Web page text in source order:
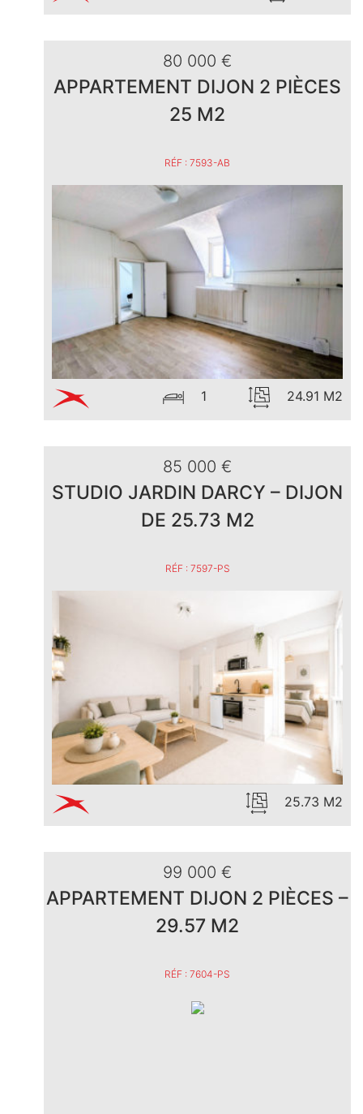
80 000 €
APPARTEMENT DIJON 2 PIÈCES
25 M2
RÉF : 7593-AB
1 24.91 M2
85 000 €
STUDIO JARDIN DARCY – DIJON
DE 25.73 M2
RÉF : 7597-PS
25.73 M2
99 000 €
APPARTEMENT DIJON 2 PIÈCES –
29.57 M2
RÉF : 7604-PS